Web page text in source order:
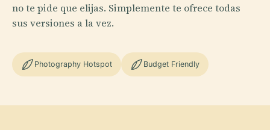
no te pide que elijas. Simplemente te ofrece todas
sus versiones a la vez.
Photography Hotspot Budget Friendly